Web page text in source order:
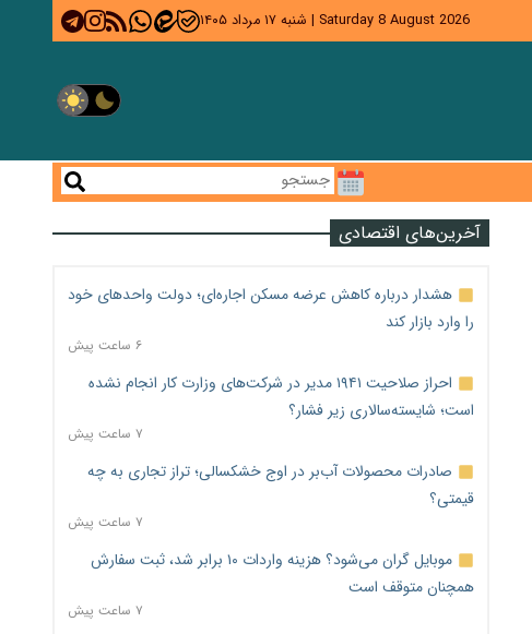
Saturday 8 August 2026
| شنبه ۱۷ مرداد ۱۴۰۵
آخرین‌های اقتصادی
هشدار درباره کاهش عرضه مسکن اجاره‌ای؛ دولت واحدهای خود
را وارد بازار کند
۶ ساعت پیش
احراز صلاحیت ۱۹۴۱ مدیر در شرکت‌های وزارت کار انجام نشده
است؛ شایسته‌سالاری زیر فشار؟
۷ ساعت پیش
صادرات محصولات آب‌بر در اوج خشکسالی؛ تراز تجاری به چه
قیمتی؟
۷ ساعت پیش
موبایل گران می‌شود؟ هزینه واردات ۱۰ برابر شد، ثبت سفارش
همچنان متوقف است
۷ ساعت پیش